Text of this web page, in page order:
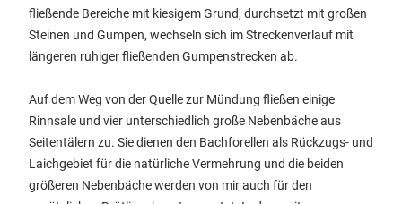
fließende Bereiche mit kiesigem Grund, durchsetzt mit großen
Steinen und Gumpen, wechseln sich im Streckenverlauf mit
längeren ruhiger fließenden Gumpenstrecken ab.
Auf dem Weg von der Quelle zur Mündung fließen einige
Rinnsale und vier unterschiedlich große Nebenbäche aus
Seitentälern zu. Sie dienen den Bachforellen als Rückzugs- und
Laichgebiet für die natürliche Vermehrung und die beiden
größeren Nebenbäche werden von mir auch für den